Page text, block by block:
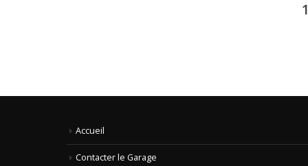
Accueil
Contacter le Garage